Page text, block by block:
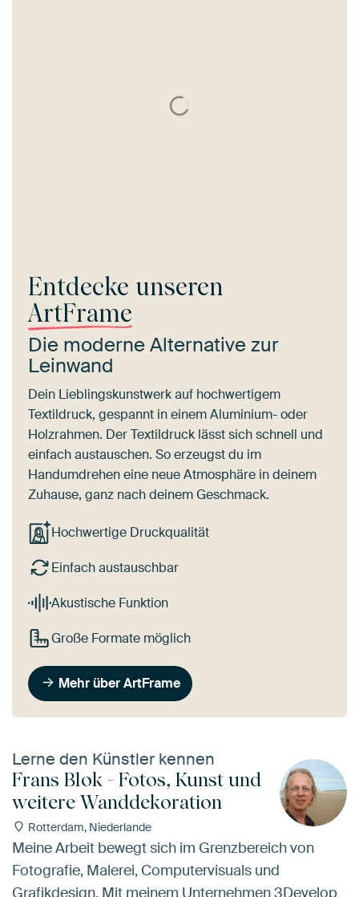
Entdecke unseren
ArtFrame
Die moderne Alternative zur
Leinwand
Dein Lieblingskunstwerk auf hochwertigem
Textildruck, gespannt in einem Aluminium- oder
Holzrahmen. Der Textildruck lässt sich schnell und
einfach austauschen. So erzeugst du im
Handumdrehen eine neue Atmosphäre in deinem
Zuhause, ganz nach deinem Geschmack.
Hochwertige Druckqualität
Einfach austauschbar
Akustische Funktion
Große Formate möglich
Mehr über ArtFrame
Lerne den Künstler kennen
Frans Blok - Fotos, Kunst und
weitere Wanddekoration
Rotterdam, Niederlande
Meine Arbeit bewegt sich im Grenzbereich von
Fotografie, Malerei, Computervisuals und
Grafikdesign. Mit meinem Unternehmen 3Develop